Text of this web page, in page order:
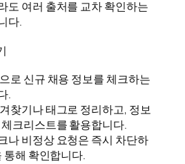
도 여러 출처를 교차 확인하는
다.
로 신규 채용 정보를 체크하는
.
찾기나 태그로 정리하고, 정보
크리스트를 활용합니다.
나 비정상 요청은 즉시 차단하
통해 확인합니다.